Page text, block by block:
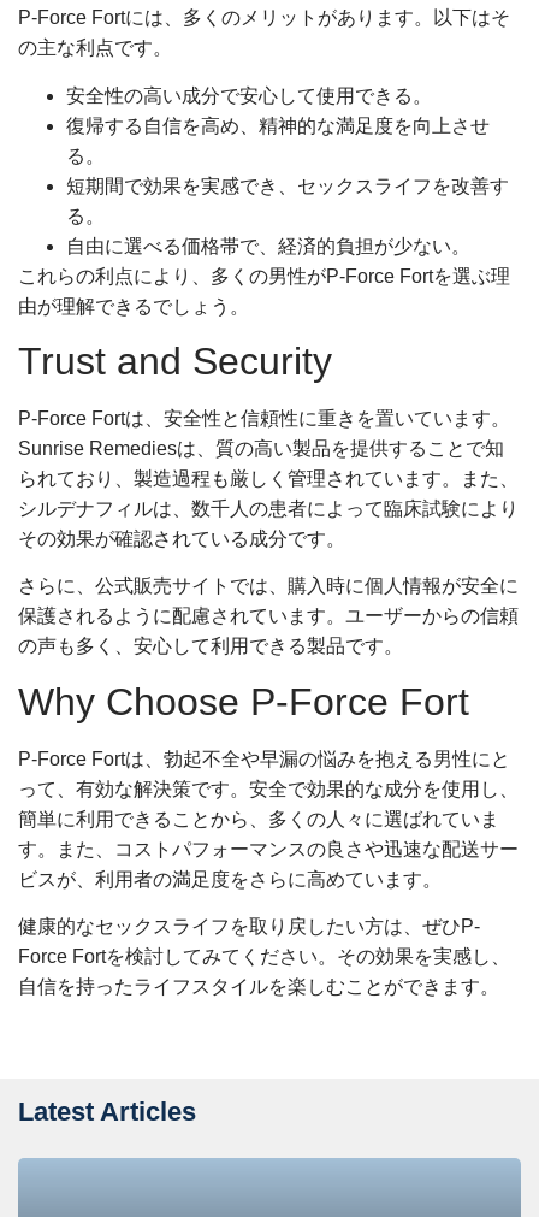
P-Force Fortには、多くのメリットがあります。以下はそ
の主な利点です。
安全性の高い成分で安心して使用できる。
復帰する自信を高め、精神的な満足度を向上させ
る。
短期間で効果を実感でき、セックスライフを改善す
る。
自由に選べる価格帯で、経済的負担が少ない。
これらの利点により、多くの男性がP-Force Fortを選ぶ理
由が理解できるでしょう。
Trust and Security
P-Force Fortは、安全性と信頼性に重きを置いています。
Sunrise Remediesは、質の高い製品を提供することで知
られており、製造過程も厳しく管理されています。また、
シルデナフィルは、数千人の患者によって臨床試験により
その効果が確認されている成分です。
さらに、公式販売サイトでは、購入時に個人情報が安全に
保護されるように配慮されています。ユーザーからの信頼
の声も多く、安心して利用できる製品です。
Why Choose P-Force Fort
P-Force Fortは、勃起不全や早漏の悩みを抱える男性にと
って、有効な解決策です。安全で効果的な成分を使用し、
簡単に利用できることから、多くの人々に選ばれていま
す。また、コストパフォーマンスの良さや迅速な配送サー
ビスが、利用者の満足度をさらに高めています。
健康的なセックスライフを取り戻したい方は、ぜひP-
Force Fortを検討してみてください。その効果を実感し、
自信を持ったライフスタイルを楽しむことができます。
Latest Articles